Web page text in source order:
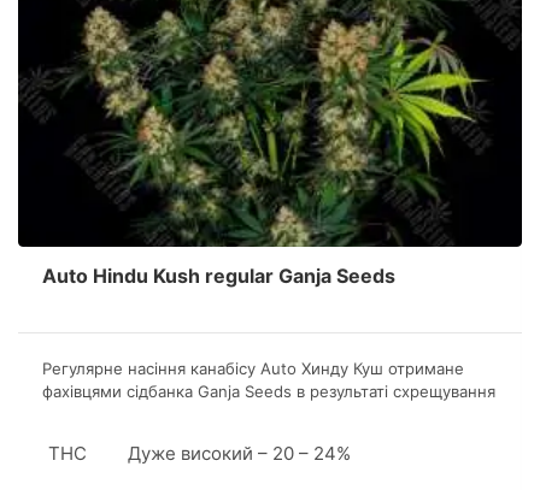
Auto Hindu Kush regular Ganja Seeds
Регулярне насіння канабісу Аuto Хинду Куш отримане
фахівцями сідбанка Ganja Seeds в результаті схрещування
600 грам ароматного продукту.
THC Дуже високий – 20 – 24%